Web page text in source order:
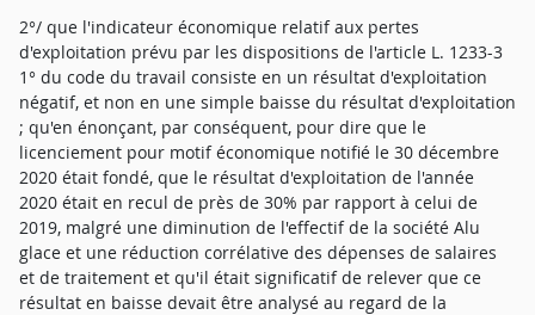
2°/ que l'indicateur économique relatif aux pertes
d'exploitation prévu par les dispositions de l'article L. 1233-3
1° du code du travail consiste en un résultat d'exploitation
négatif, et non en une simple baisse du résultat d'exploitation
; qu'en énonçant, par conséquent, pour dire que le
licenciement pour motif économique notifié le 30 décembre
2020 était fondé, que le résultat d'exploitation de l'année
2020 était en recul de près de 30% par rapport à celui de
2019, malgré une diminution de l'effectif de la société Alu
glace et une réduction corrélative des dépenses de salaires
et de traitement et qu'il était significatif de relever que ce
résultat en baisse devait être analysé au regard de la